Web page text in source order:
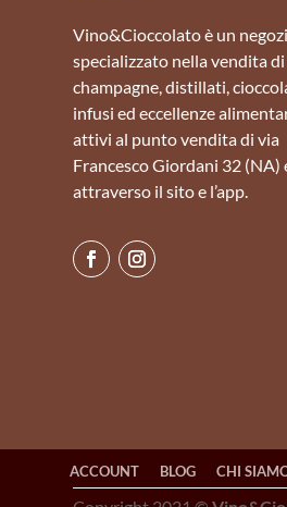
Vino&Cioccolato è un
specializzato nella vendita
champagne, distillati,
infusi ed eccellenze
attivi al punto vendita di via
Francesco Giordani 32 (NA)
attraverso il sito e l’app.
ACCOUNT BLOG CHI